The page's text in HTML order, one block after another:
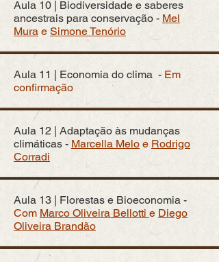
Aula 10 | Biodiversidade e saberes
ancestrais para conservação - Mel
Mura e Simone Tenório
Aula 11 | Economia do clima - Em
confirmação
Aula 12 | Adaptação às mudanças
climáticas - Marcella Melo e Rodrigo
Corradi
Aula 13 | Florestas e Bioeconomia -
Com Marco Oliveira Bellotti e Diego
Oliveira Brandão